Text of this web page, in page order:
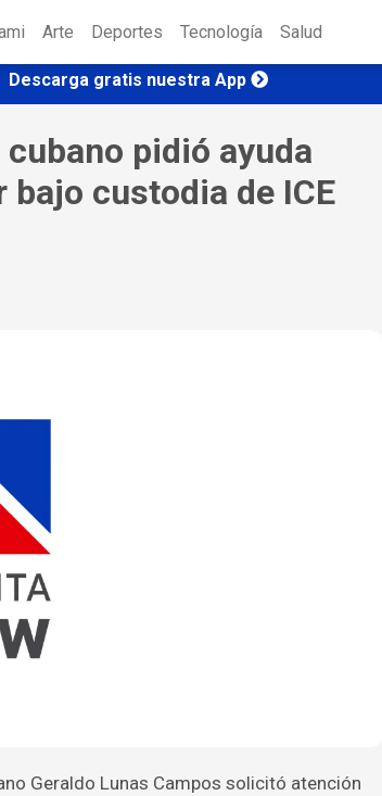
Arte Deportes Tecnología Salud
Descarga gratis nuestra App
pidió ayuda
custodia de ICE
Geraldo Lunas Campos solicitó atención